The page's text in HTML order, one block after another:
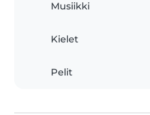
Musiikki
Kielet
Pelit